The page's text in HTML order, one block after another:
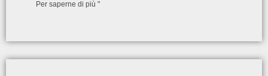
Per saperne di più "